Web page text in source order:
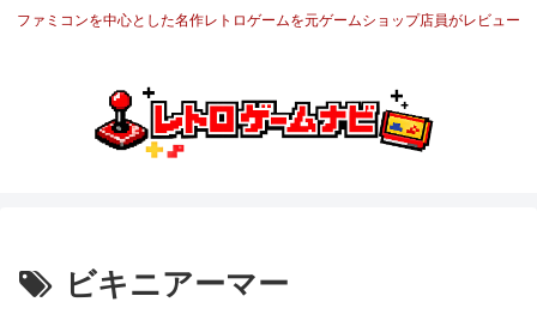
ファミコンを中心とした名作レトロゲームを元ゲームショップ店員がレビュー
ビキニアーマー